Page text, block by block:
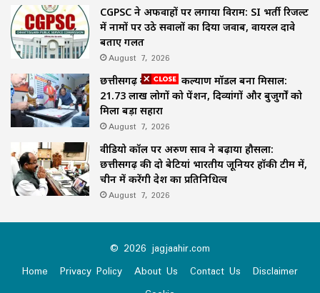
CGPSC ने अफवाहों पर लगाया विराम: SI भर्ती रिजल्ट
में नामों पर उठे सवालों का दिया जवाब, वायरल दावे
बताए गलत
August 7, 2026
छत्तीसगढ़ का समाज कल्याण मॉडल बना मिसाल:
21.73 लाख लोगों को पेंशन, दिव्यांगों और बुजुर्गों को
मिला बड़ा सहारा
August 7, 2026
वीडियो कॉल पर अरुण साव ने बढ़ाया हौसला:
छत्तीसगढ़ की दो बेटियां भारतीय जूनियर हॉकी टीम में,
चीन में करेंगी देश का प्रतिनिधित्व
August 7, 2026
© 2026 jagjaahir.com
Home
Privacy Policy About Us Contact Us
Disclaimer